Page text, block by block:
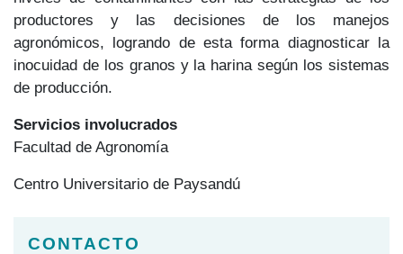
productores y las decisiones de los manejos
agronómicos, logrando de esta forma diagnosticar la
inocuidad de los granos y la harina según los sistemas
de producción.
Servicios involucrados
Facultad de Agronomía
Centro Universitario de Paysandú